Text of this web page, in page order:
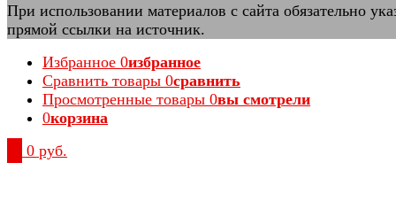
При использовании материалов с сайта обязательно
прямой ссылки на источник.
Избранное 0избранное
Сравнить товары 0сравнить
Просмотренные товары 0вы смотрели
0корзина
0 руб.